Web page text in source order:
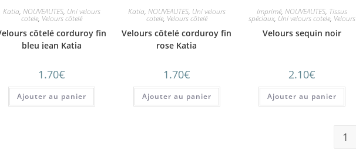
Katia, NOUVEAUTES, Uni velours
cotele, Velours côtelé
côtelé corduroy fin
bleu jean Katia
1.70€
Ajouter au panier
Katia, NOUVEAUTES, Uni velours
cotele, Velours côtelé
Velours côtelé corduroy fin
rose Katia
1.70€
Ajouter au panier
Imprimé,NOUVEAUTES, Tissus
spéciaux, Uni velours cotele, Velours
Velours sequin noir
2.10€
Ajouter au panier
1